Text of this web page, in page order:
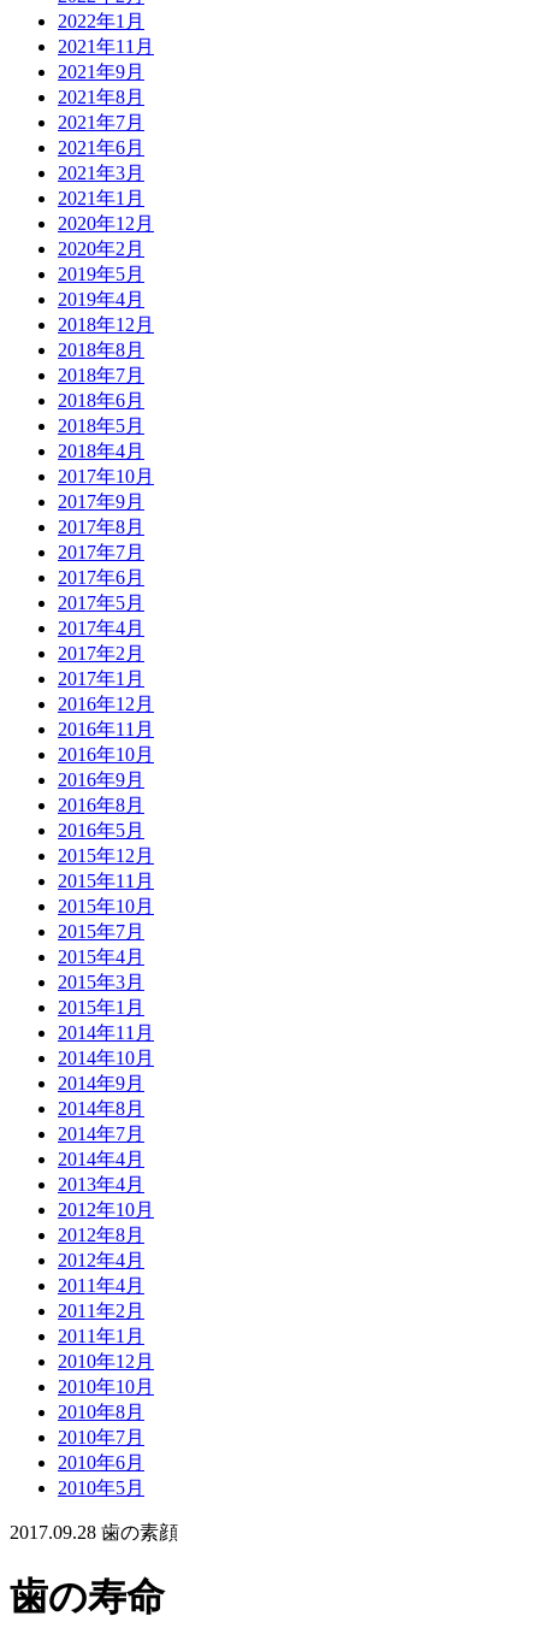
2022年1月
2021年11月
2021年9月
2021年8月
2021年7月
2021年6月
2021年3月
2021年1月
2020年12月
2020年2月
2019年5月
2019年4月
2018年12月
2018年8月
2018年7月
2018年6月
2018年5月
2018年4月
2017年10月
2017年9月
2017年8月
2017年7月
2017年6月
2017年5月
2017年4月
2017年2月
2017年1月
2016年12月
2016年11月
2016年10月
2016年9月
2016年8月
2016年5月
2015年12月
2015年11月
2015年10月
2015年7月
2015年4月
2015年3月
2015年1月
2014年11月
2014年10月
2014年9月
2014年8月
2014年7月
2014年4月
2013年4月
2012年10月
2012年8月
2012年4月
2011年4月
2011年2月
2011年1月
2010年12月
2010年10月
2010年8月
2010年7月
2010年6月
2010年5月
2017.09.28 歯の素顔
歯の寿命